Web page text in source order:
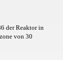
der Reaktor in
von 30